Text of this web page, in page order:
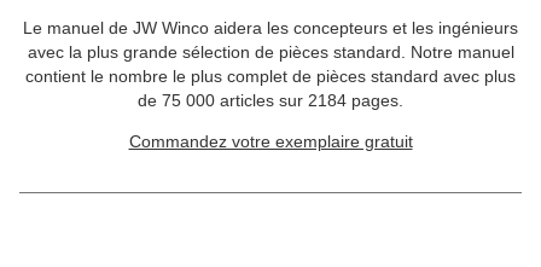
Le manuel de JW Winco aidera les concepteurs et les ingénieurs
avec la plus grande sélection de pièces standard. Notre manuel
contient le nombre le plus complet de pièces standard avec plus
de 75 000 articles sur 2184 pages.
Commandez votre exemplaire gratuit